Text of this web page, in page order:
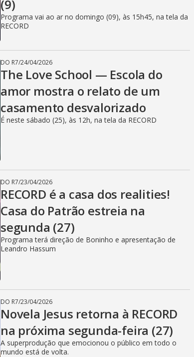
(9)
Programa vai ao ar no domingo (09), às 15h45, na tela da
RECORD
DO R7/24/04/2026
The Love School — Escola do
amor mostra o relato de um
casamento desvalorizado
É neste sábado (25), às 12h, na tela da RECORD
DO R7/23/04/2026
RECORD é a casa dos realities!
Casa do Patrão estreia na
segunda (27)
Programa terá direção de Boninho e apresentação de
Leandro Hassum
DO R7/23/04/2026
Novela Jesus retorna à RECORD
na próxima segunda-feira (27)
A superprodução que emocionou o público em todo o
mundo está de volta.